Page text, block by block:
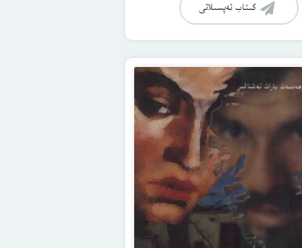
كىتاب تەپسىلاتى